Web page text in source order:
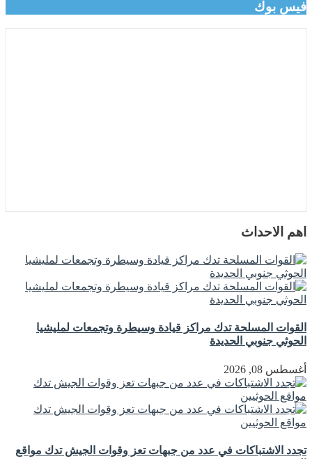
فيس بوك
اهم الاحداث
القوات المسلحة تدك مراكز قيادة وسيطرة وتجمعات لمليشيا
الحوثي جنوبي الحديدة
أغسطس 08, 2026
تجدد الاشتباكات في عدد من جبهات تعز وقوات الجيش تدك مواقع